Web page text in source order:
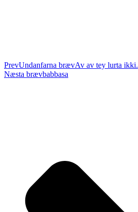
PrevUndanfarna brævAv av tey lurta ikki.
Næsta brævbabbasa